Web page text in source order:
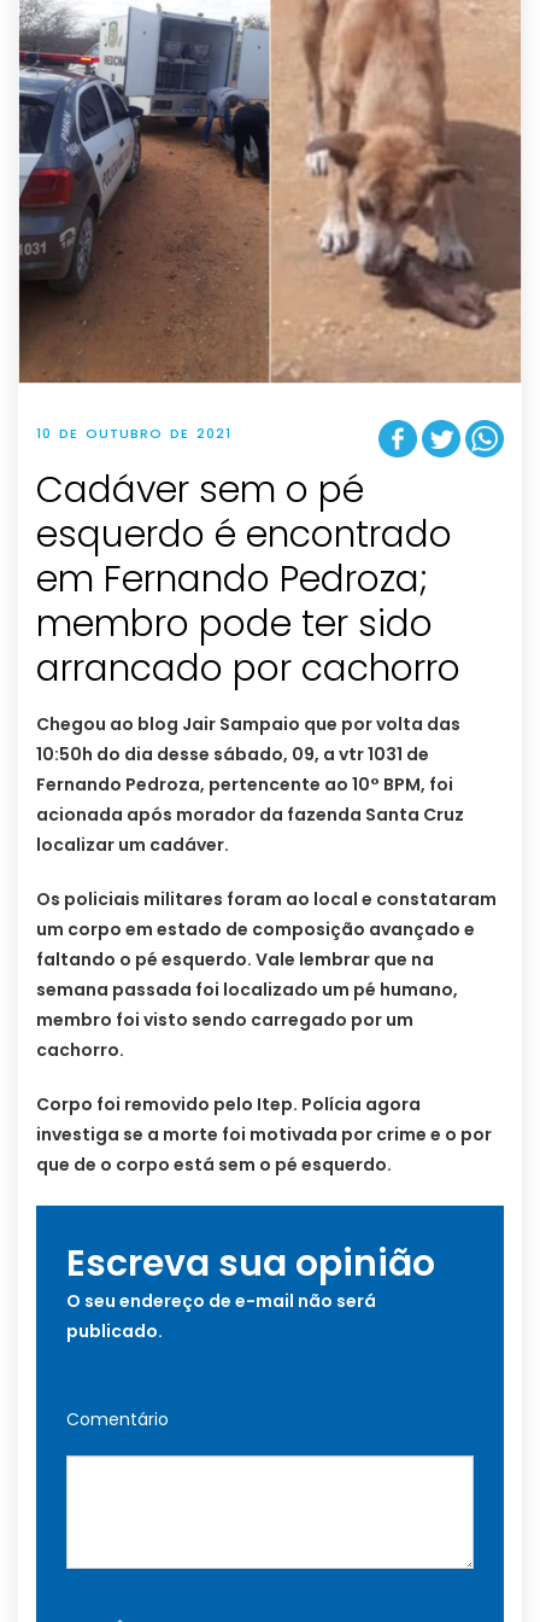
10 DE OUTUBRO DE 2021
Cadáver sem o pé
esquerdo é encontrado
em Fernando Pedroza;
membro pode ter sido
arrancado por cachorro
Chegou ao blog Jair Sampaio que por volta das
10:50h do dia desse sábado, 09, a vtr 1031 de
Fernando Pedroza, pertencente ao 10° BPM, foi
acionada após morador da fazenda Santa Cruz
localizar um cadáver.
Os policiais militares foram ao local e constataram
um corpo em estado de composição avançado e
faltando o pé esquerdo. Vale lembrar que na
semana passada foi localizado um pé humano,
membro foi visto sendo carregado por um
cachorro.
Corpo foi removido pelo Itep. Polícia agora
investiga se a morte foi motivada por crime e o por
que de o corpo está sem o pé esquerdo.
Escreva sua opinião
O seu endereço de e-mail não será
publicado.
Comentário